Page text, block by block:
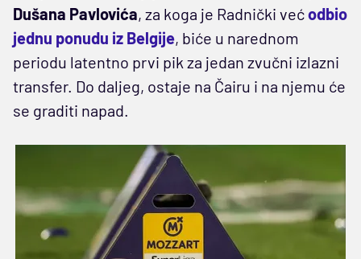
Dušana Pavlovića, za koga je Radnički većodbio
jednu ponudu iz Belgije, biće u narednom
periodu latentno prvi pik za jedan zvučni izlazni
transfer. Do daljeg, ostaje na Čairu i na njemu će
se graditi napad.